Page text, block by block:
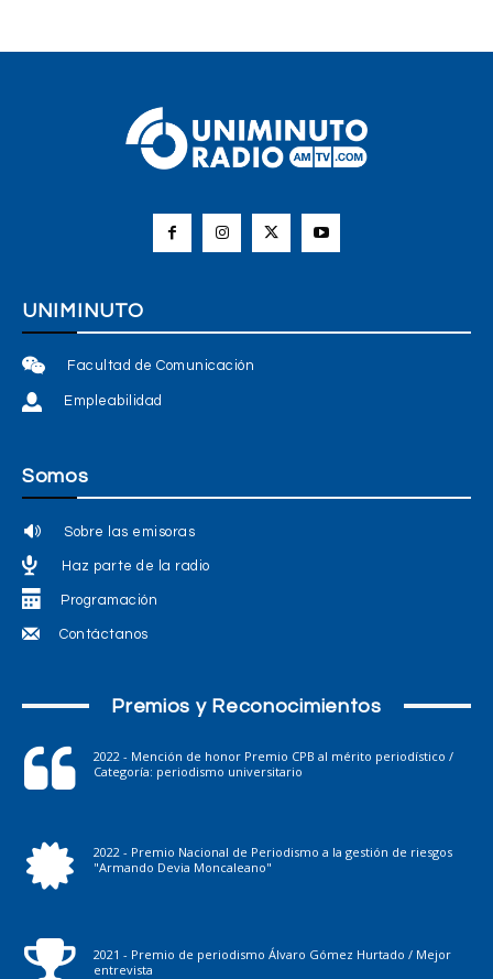
UNIMINUTO
Facultad de Comunicación
Empleabilidad
Somos
Sobre las emisoras
Haz parte de la radio
Programación
Contáctanos
Premios y Reconocimientos
2022 - Mención de honor Premio CPB al mérito periodístico /
Categoría: periodismo universitario
2022 - Premio Nacional de Periodismo a la gestión de riesgos
"Armando Devia Moncaleano"
2021 - Premio de periodismo Álvaro Gómez Hurtado / Mejor
entrevista